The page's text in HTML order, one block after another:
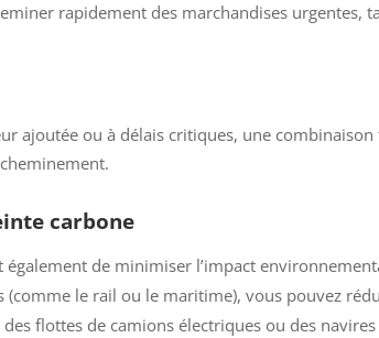
rapidement des marchandises
ajoutée ou à délais critiques, une
carbone
de minimiser l’impact
le rail ou le maritime), vous pouvez
flottes de camions électriques ou des